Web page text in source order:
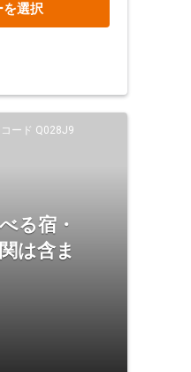
を選択
ード Q028J9
る宿・
は含ま